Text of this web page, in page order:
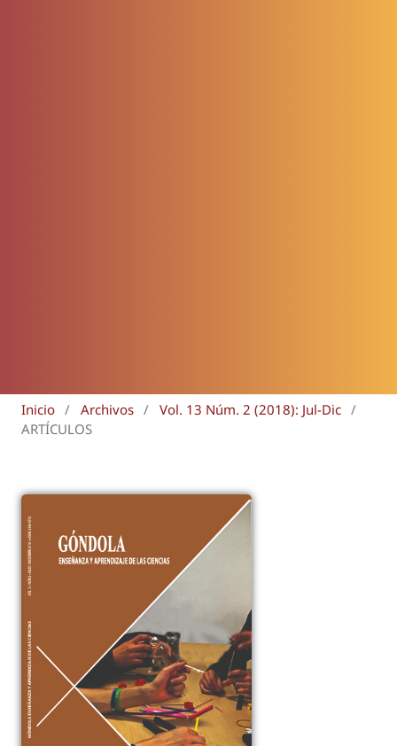
Inicio / Archivos / Vol. 13 Núm. 2 (2018): Jul-Dic /
ARTÍCULOS